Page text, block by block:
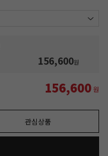
156,600원
156,600원
관심상품